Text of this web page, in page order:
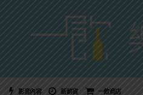
影音內容 新鮮貨 一飲商店